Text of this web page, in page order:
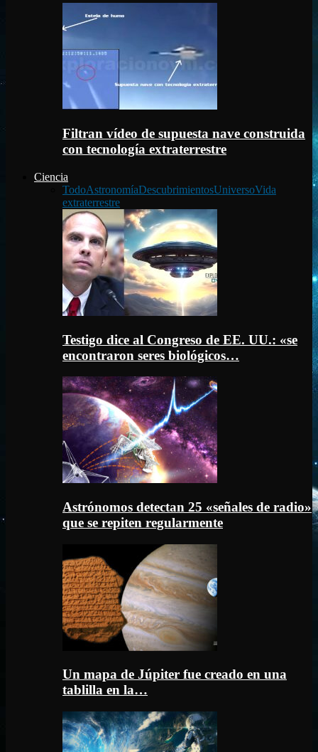
Filtran vídeo de supuesta nave construida
con tecnología extraterrestre
Ciencia
TodoAstronomíaDescubrimientosUniversoVida
extraterrestre
Testigo dice al Congreso de EE. UU.: «se
encontraron seres biológicos…
Astrónomos detectan 25 «señales de radio»
que se repiten regularmente
Un mapa de Júpiter fue creado en una
tablilla en la…